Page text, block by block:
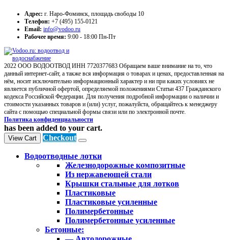
Адрес: г. Наро-Фоминск, площадь свободы 10
Телефон: +7 (495) 155-0121
Email: info@vodoo.ru
Рабочее время: 9:00 - 18:00 Пн-Пт
2022 ООО ВОДООТВОД ИНН 7720377683 Обращаем ваше внимание на то, что
данный интернет-сайт, а также вся информация о товарах и ценах, предоставленная на
нём, носит исключительно информационный характер и ни при каких условиях не
является публичной офертой, определяемой положениями Статьи 437 Гражданского
кодекса Российской Федерации. Для получения подробной информации о наличии и
стоимости указанных товаров и (или) услуг, пожалуйста, обращайтесь к менеджеру
сайта с помощью специальной формы связи или по электронной почте.
Политика конфиденциальности
has been added to your cart.
View Cart Checkout
Водоотводные лотки
Железнодорожные композитные
Из нержавеющей стали
Крышки стальные для лотков
Пластиковые
Пластиковые усиленные
Полимербетонные
Полимербетонные усиленные
Бетонные: